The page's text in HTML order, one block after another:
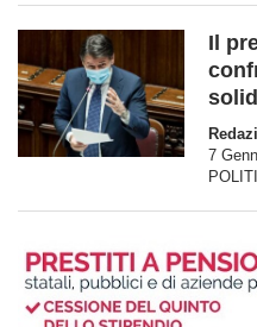
Il
7